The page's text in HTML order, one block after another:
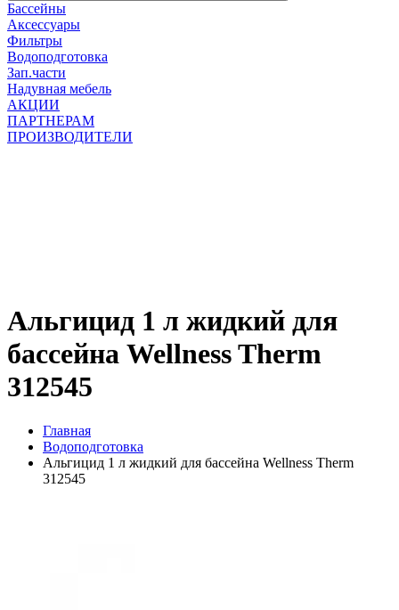
Бассейны
Аксессуары
Фильтры
Водоподготовка
Зап.части
Надувная мебель
АКЦИИ
ПАРТНЕРАМ
ПРОИЗВОДИТЕЛИ
Альгицид 1 л жидкий для
бассейна Wellness Therm
312545
Главная
Водоподготовка
Альгицид 1 л жидкий для бассейна Wellness Therm
312545